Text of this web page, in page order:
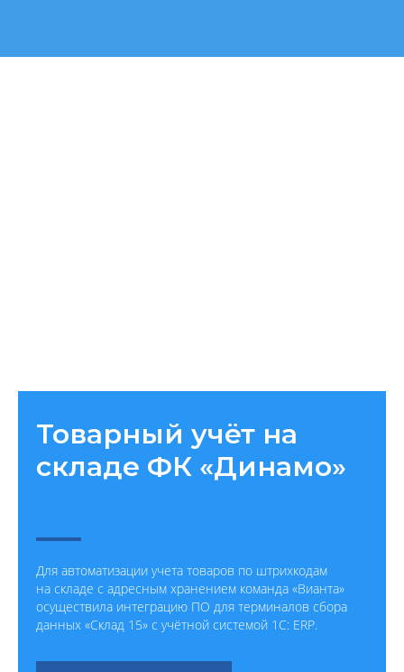
Товарный учёт на
складе ФК «Динамо»
Для автоматизации учета товаров по штрихкодам
на складе с адресным хранением команда «Вианта»
осуществила интеграцию ПО для терминалов сбора
данных «Склад 15» с учётной системой 1С: ERP.